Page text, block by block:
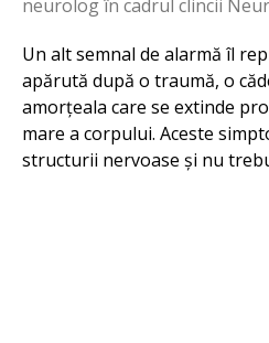
neurolog în cadrul clincii
Un alt semnal de alarmă îl
apărută după o traumă, o
amorțeala care se extinde
mare a corpului. Aceste
structurii nervoase și nu